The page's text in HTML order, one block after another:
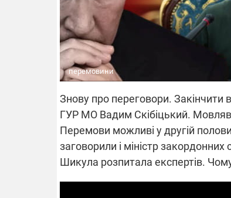
перемовини
Знову про переговори. Закінчити
ГУР МО Вадим Скібіцький. Мовляв,
Перемови можливі у другій
заговорили і міністр
Шикула розпитала експертів.